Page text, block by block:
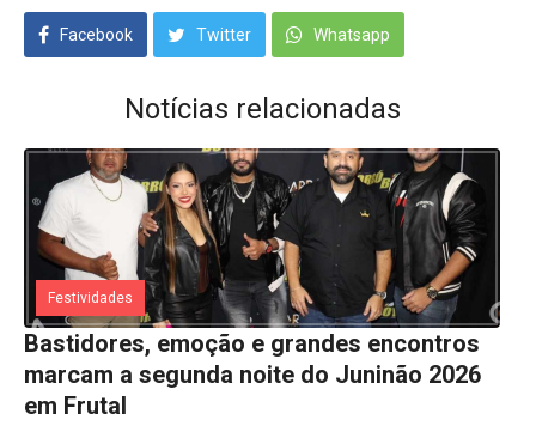
Facebook Twitter Whatsapp
Notícias relacionadas
Festividades
Bastidores, emoção e grandes encontros
marcam a segunda noite do Juninão 2026
em Frutal